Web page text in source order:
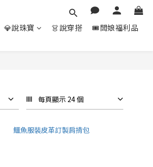
💎說珠寶 👗說穿搭 🎟️闆娘福利品
每頁顯示 24 個